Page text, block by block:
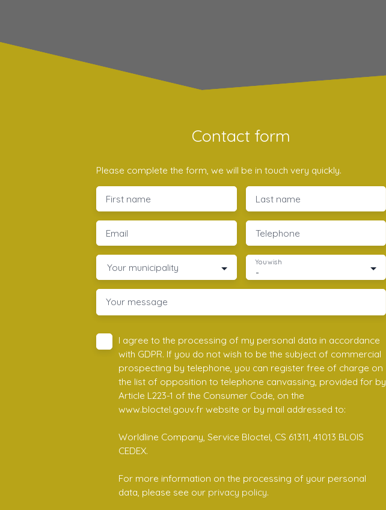
Contact form
Please complete the form, we will be in touch very quickly.
First name Last name
Email Telephone
Your municipality -
You wish
Your message
I agree to the processing of my personal data in accordance
with GDPR. If you do not wish to be the subject of commercial
prospecting by telephone, you can register free of charge on
the list of opposition to telephone canvassing, provided for by
Article L223-1 of the Consumer Code, on the
www.bloctel.gouv.fr website or by mail addressed to:
Worldline Company, Service Bloctel, CS 61311, 41013 BLOIS
CEDEX.
For more information on the processing of your personal
data, please see our privacy policy.